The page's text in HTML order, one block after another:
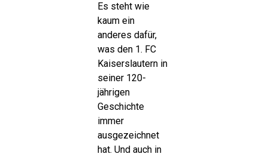
Es steht wie
kaum ein
anderes dafür,
was den 1. FC
Kaiserslautern in
seiner 120-
jährigen
Geschichte
immer
ausgezeichnet
hat. Und auch in